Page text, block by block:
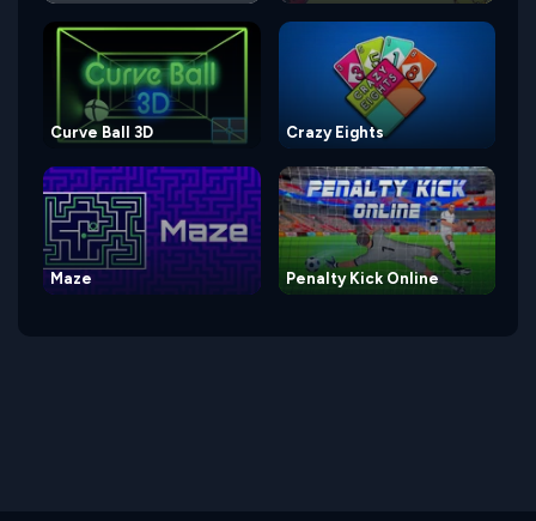
Curve Ball 3D Crazy Eights
Maze Penalty Kick Online